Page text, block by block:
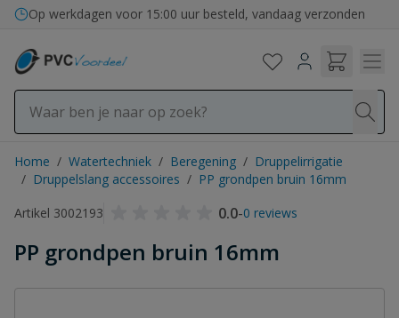
Ga naar de inhoud
Op werkdagen voor 15:00 uur besteld, vandaag verzonden
Home / Watertechniek / Beregening / Druppelirrigatie
/ Druppelslang accessoires / PP grondpen bruin 16mm
Artikel 3002193
0.0-0 reviews
PP grondpen bruin 16mm